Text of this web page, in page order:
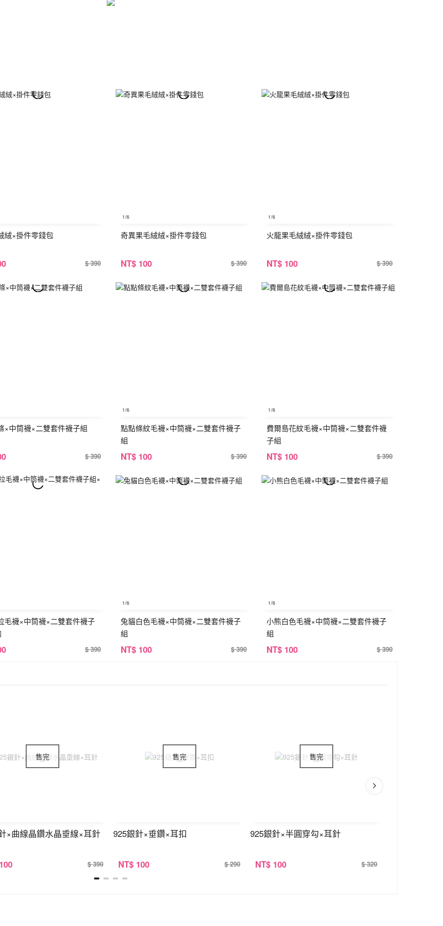
絨×掛件零錢包
$ 390
1/6
奇異果毛絨絨×掛件零錢包
NT$ 100 $ 390
1/6
火龍果毛絨絨×掛件零錢包
NT$ 100 $ 390
×中筒襪×二雙套件襪子組
$ 390
1/6
點點條紋毛襪×中筒襪×二雙套件襪子
組
NT$ 100 $ 390
1/6
費爾島花紋毛襪×中筒襪×二雙套件襪
子組
NT$ 100 $ 390
毛襪×中筒襪×二雙套件襪子
$ 390
1/6
兔貓白色毛襪×中筒襪×二雙套件襪子
組
NT$ 100 $ 390
1/6
小熊白色毛襪×中筒襪×二雙套件襪子
組
NT$ 100 $ 390
×曲線晶鑽水晶垂線×耳針
$ 390
925銀針×垂鑽×耳扣
NT$ 100 $ 290
925銀針×半圓穿勾×耳針
NT$ 100 $ 320